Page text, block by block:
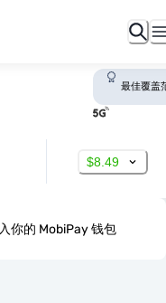
最佳覆盖
$8.49
你的 MobiPay 钱包